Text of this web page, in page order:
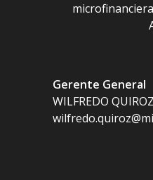
Gerente General
WILFREDO